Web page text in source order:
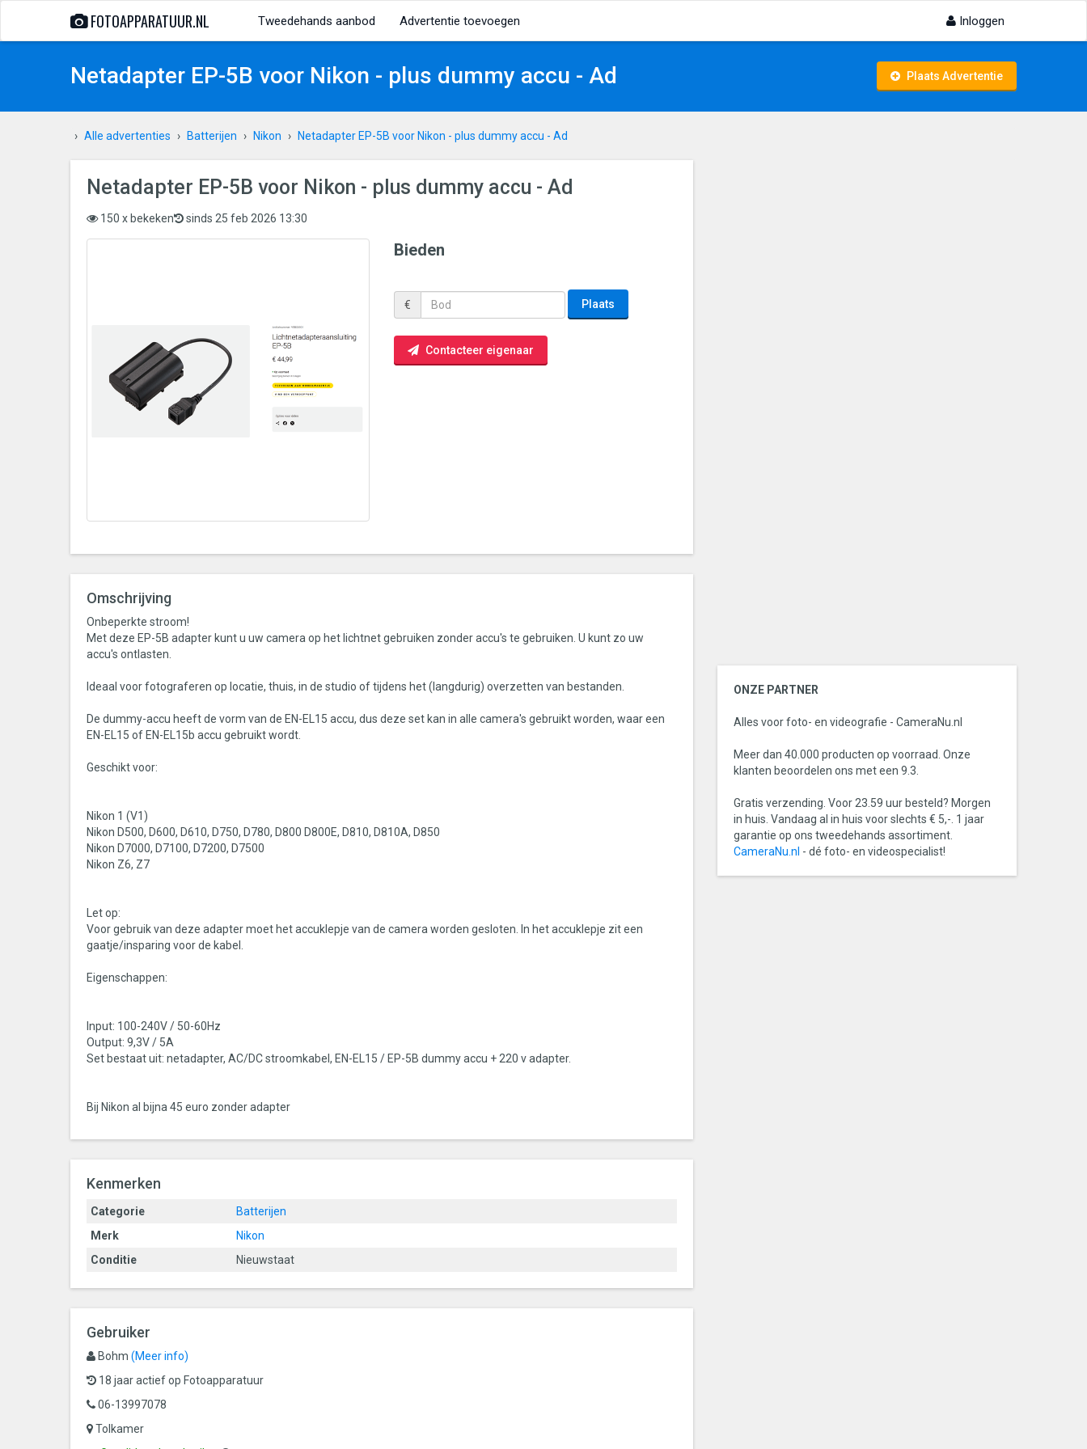
FOTOAPPARATUUR.NL Tweedehands aanbod Advertentie toevoegen Inloggen
Netadapter EP-5B voor Nikon - plus dummy accu - Ad Plaats Advertentie
Alle advertenties Batterijen Nikon Netadapter EP-5B voor Nikon - plus dummy accu - Ad
Netadapter EP-5B voor Nikon - plus dummy accu - Ad
150 x bekeken sinds 25 feb 2026 13:30
Bieden
€ Plaats
Contacteer eigenaar
Omschrijving
Onbeperkte stroom!
Met deze EP-5B adapter kunt u uw camera op het lichtnet gebruiken zonder accu's te gebruiken. U kunt zo uw
accu's ontlasten.
Ideaal voor fotograferen op locatie, thuis, in de studio of tijdens het (langdurig) overzetten van bestanden.
De dummy-accu heeft de vorm van de EN-EL15 accu, dus deze set kan in alle camera's gebruikt worden, waar een
EN-EL15 of EN-EL15b accu gebruikt wordt.
Geschikt voor:
Nikon 1 (V1)
Nikon D500, D600, D610, D750, D780, D800 D800E, D810, D810A, D850
Nikon D7000, D7100, D7200, D7500
Nikon Z6, Z7
Let op:
Voor gebruik van deze adapter moet het accuklepje van de camera worden gesloten. In het accuklepje zit een
gaatje/insparing voor de kabel.
Eigenschappen:
Input: 100-240V / 50-60Hz
Output: 9,3V / 5A
Set bestaat uit: netadapter, AC/DC stroomkabel, EN-EL15 / EP-5B dummy accu + 220 v adapter.
Bij Nikon al bijna 45 euro zonder adapter
Kenmerken
Categorie
Batterijen
Merk
Nikon
Conditie
Nieuwstaat
Gebruiker
Bohm (Meer info)
18 jaar actief op Fotoapparatuur
06-13997078
Tolkamer
ONZE PARTNER
Alles voor foto- en videografie - CameraNu.nl
Meer dan 40.000 producten op voorraad. Onze
klanten beoordelen ons met een 9.3.
Gratis verzending. Voor 23.59 uur besteld? Morgen
in huis. Vandaag al in huis voor slechts € 5,-. 1 jaar
garantie op ons tweedehands assortiment.
CameraNu.nl - dé foto- en videospecialist!